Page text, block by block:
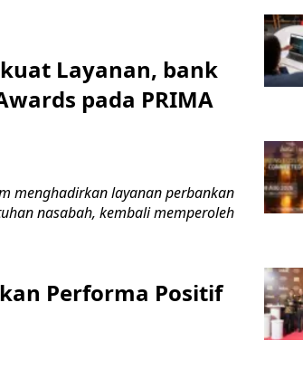
Layanan, bank
pada PRIMA
menghadirkan layanan perbankan
nasabah, kembali memperoleh
Performa Positif